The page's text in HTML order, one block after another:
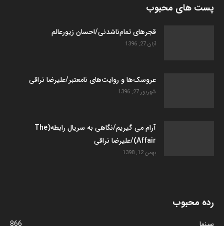
پست های محبوب
قجرهای تمام‌ناشدنی/احسان زیورعالم
آبان 27, 1396
عروسک­‌ها و روایت­‌های نامعتبر/علیرضا نراقی
شهریور 27, 1396
آرام می گیریم/نگاهی به سریال رابطه(The
Affair)/علیرضا نراقی
بهمن 12, 1398
رده محبوب